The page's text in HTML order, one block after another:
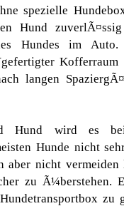
spezielle
Hund
Hundes im Auto.
Kofferraum
langen
Hund wird es
Hunde nicht
aber nicht
zu Ã¼berstehen.
zu